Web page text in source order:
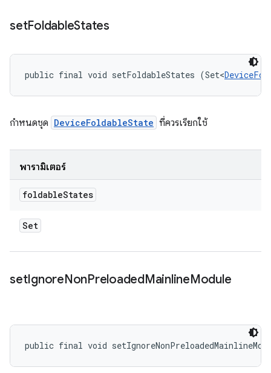
setFoldableStates
public final void setFoldableStates (Set<
กำหนดชุด DeviceFoldableState ที่ควรเรียกใช้
พารามิเตอร์
foldableStates
Set
setIgnoreNonPreloadedMainlineModule
public final void